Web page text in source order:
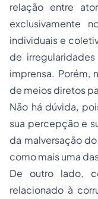
relação entre
exclusivamente
individuais e
de
imprensa. Porém,
de meios diretos
Não há dúvida,
sua percepção e
da malversação
como mais uma
De outro lado,
relacionado à